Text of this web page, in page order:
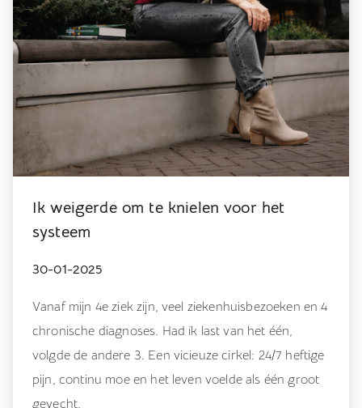
Ik weigerde om te knielen voor het
systeem
30-01-2025
Vanaf mijn 4e ziek zijn, veel ziekenhuisbezoeken en 4
chronische diagnoses. Had ik last van het één,
volgde de andere 3. Een vicieuze cirkel: 24/7 heftige
pijn, continu moe en het leven voelde als één groot
gevecht.